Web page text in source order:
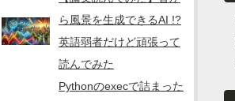
ら風景を生成できるAI !?
英語弱者だけど頑張って
読んでみた
Pythonのexecで詰まった